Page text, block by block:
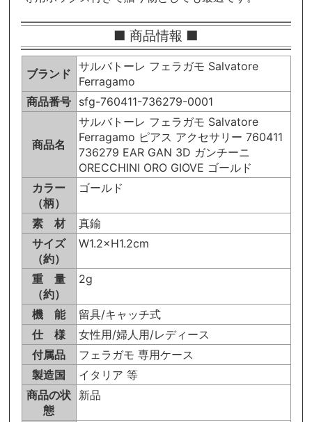
■ 商品情報 ■
ブランド
サルバトーレ フェラガモ Salvatore
Ferragamo
商品番号 sfg-760411-736279-0001
商品名
サルバトーレ フェラガモ Salvatore
Ferragamo ピアス アクセサリー 760411
736279 EAR GAN 3D ガンチーニ
ORECCHINI ORO GIOVE ゴールド
カラー
（柄）
ゴールド
素 材
真鍮
サイズ
（約）
W1.2×H1.2cm
重 量
（約）
2g
機 能
留具/キャッチ式
仕 様
女性用/婦人用/レディース
付属品
フェラガモ 専用ケース
製造国
イタリア 等
商品の状
態
新品